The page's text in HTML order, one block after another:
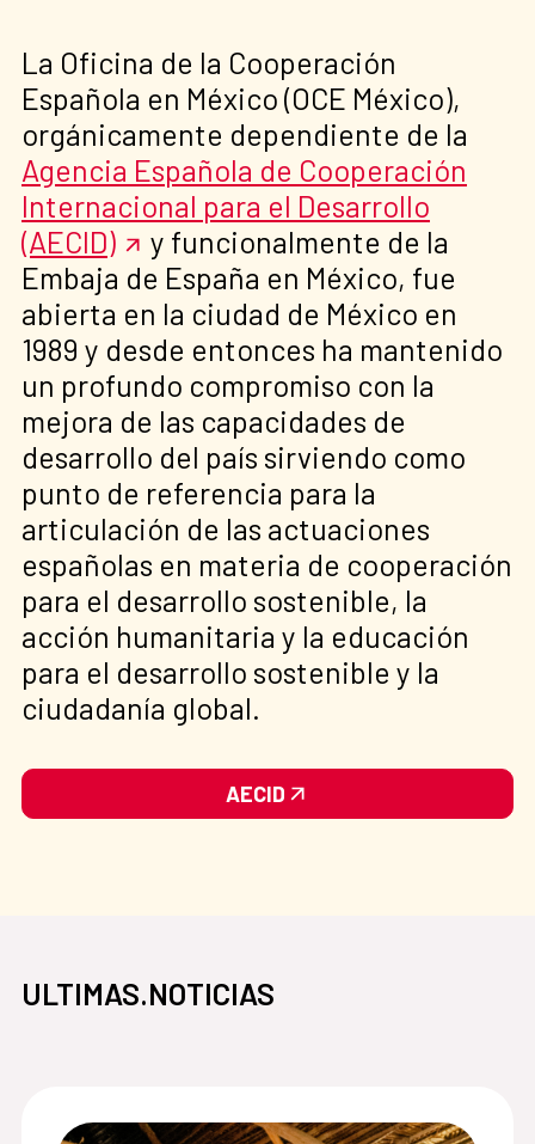
La Oficina de la Cooperación
Española en México (OCE México),
orgánicamente dependiente de la
Agencia Española de Cooperación
Internacional para el Desarrollo
(AECID)
y funcionalmente de la
Embaja de España en México, fue
abierta en la ciudad de México en
1989 y desde entonces ha mantenido
un profundo compromiso con la
mejora de las capacidades de
desarrollo del país sirviendo como
punto de referencia para la
articulación de las actuaciones
españolas en materia de cooperación
para el desarrollo sostenible, la
acción humanitaria y la educación
para el desarrollo sostenible y la
ciudadanía global.
AECID
ULTIMAS.NOTICIAS